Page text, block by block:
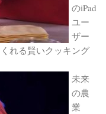
のiPad
ユー
ザー
れる賢いクッキング
未来
の農
業